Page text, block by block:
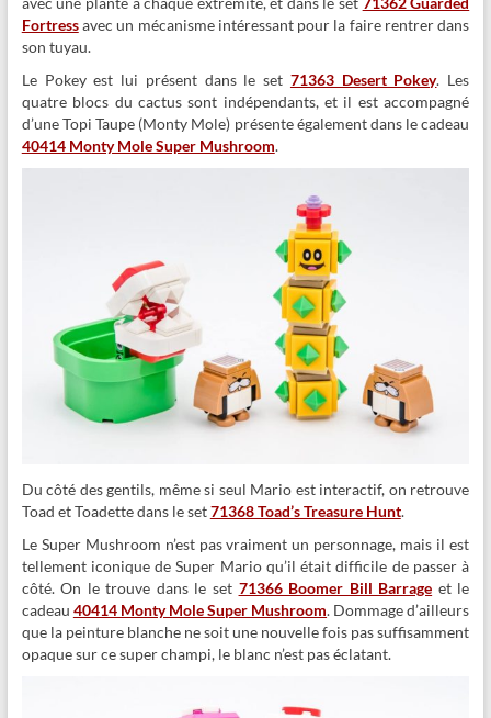
Fortressavec un mécanisme intéressant pour la faire rentrer dans
son tuyau.
Le Pokey est lui présent dans le set 71363 Desert Pokey. Les
quatre blocs du cactus sont indépendants, et il est accompagné
d’une Topi Taupe (Monty Mole) présente également dans le cadeau
40414 Monty Mole Super Mushroom.
Du côté des gentils, même si seul Mario est interactif, on retrouve
Toad et Toadette dans le set71368 Toad’s Treasure Hunt.
Le Super Mushroom n’est pas vraiment un personnage, mais il est
tellement iconique de Super Mario qu’il était difficile de passer à
côté. On le trouve dans le set 71366 Boomer Bill Barrage et le
cadeau 40414 Monty Mole Super Mushroom. Dommage d’ailleurs
que la peinture blanche ne soit une nouvelle fois pas suffisamment
opaque sur ce super champi, le blanc n’est pas éclatant.